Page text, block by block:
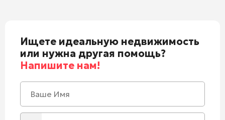
Ищете идеальную недвижимость
или нужна другая помощь?
Напишите нам!